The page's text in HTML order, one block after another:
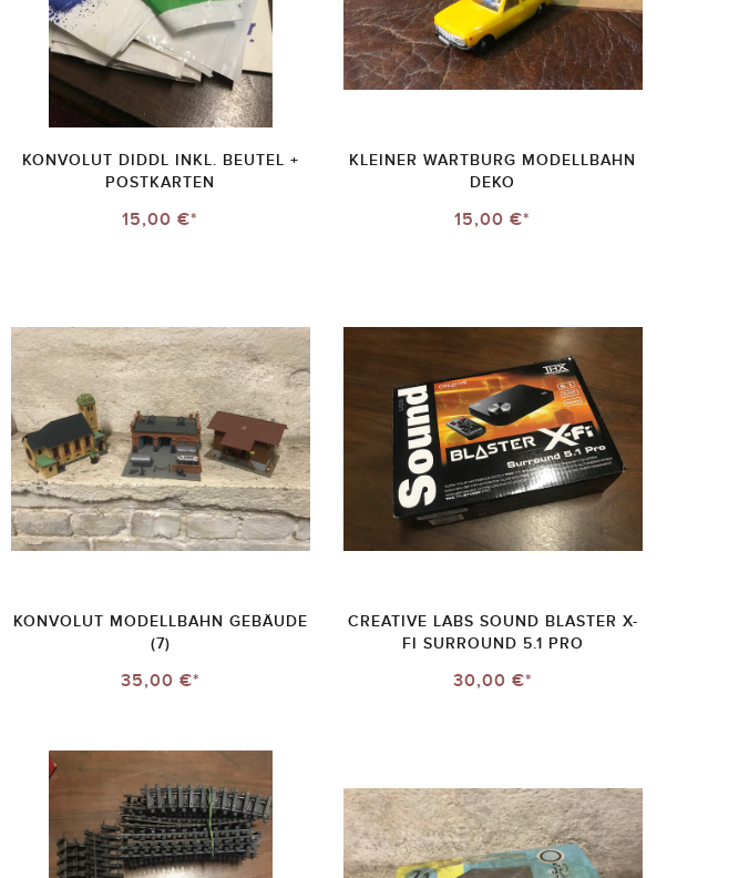
KONVOLUT DIDDL INKL. BEUTEL +
POSTKARTEN
15,00 €*
KLEINER WARTBURG MODELLBAHN
DEKO
15,00 €*
KONVOLUT MODELLBAHN GEBÄUDE
(7)
35,00 €*
CREATIVE LABS SOUND BLASTER X-
FI SURROUND 5.1 PRO
30,00 €*